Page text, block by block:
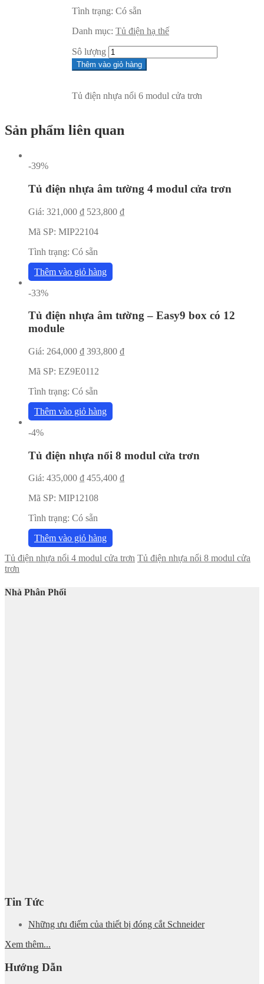
Tình trạng: Có sẵn
Danh mục: Tủ điện hạ thế
Sô lượng
Thêm vào giỏ hàng
Tủ điện nhựa nổi 6 modul cửa trơn
Sản phẩm liên quan
-39%
Tủ điện nhựa âm tường 4 modul cửa trơn
Giá: 321,000 ₫ 523,800 ₫
Mã SP: MIP22104
Tình trạng: Có sẵn
Thêm vào giỏ hàng
-33%
Tủ điện nhựa âm tường – Easy9 box có 12
module
Giá: 264,000 ₫ 393,800 ₫
Mã SP: EZ9E0112
Tình trạng: Có sẵn
Thêm vào giỏ hàng
-4%
Tủ điện nhựa nổi 8 modul cửa trơn
Giá: 435,000 ₫ 455,400 ₫
Mã SP: MIP12108
Tình trạng: Có sẵn
Thêm vào giỏ hàng
Tủ điện nhựa nổi 4 modul cửa trơn Tủ điện nhựa nổi 8 modul cửa
trơn
Nhà Phân Phối
Tin Tức
Những ưu điểm của thiết bị đóng cắt Schneider
Xem thêm...
Hướng Dẫn